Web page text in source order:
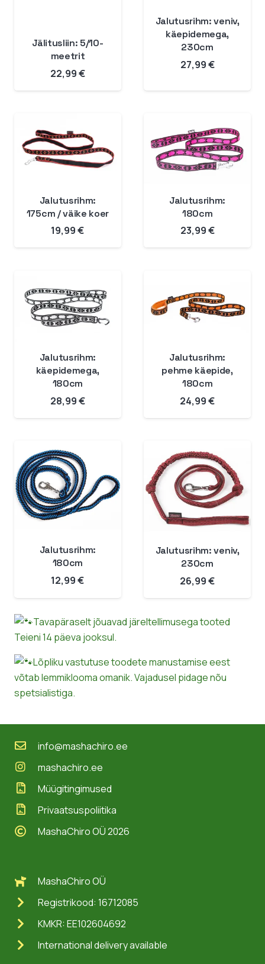
Jälitusliin: 5/10-
meetrit
22,99€
Jalutusrihm: veniv,
käepidemega,
230cm
27,99€
Jalutusrihm:
175cm / väike koer
19,99€
Jalutusrihm:
180cm
23,99€
Jalutusrihm:
käepidemega,
180cm
28,99€
Jalutusrihm:
pehme käepide,
180cm
24,99€
Jalutusrihm:
180cm
12,99€
Jalutusrihm: veniv,
230cm
26,99€
Tavapäraselt jõuavad järeltellimusega tooted
Teieni 14 päeva jooksul.
Lõpliku vastutuse toodete manustamise eest
võtab lemmiklooma omanik. Vajadusel pidage nõu
spetsialistiga.
MashaChiro OÜ
Registrikood: 16712085
KMKR: EE102604692
International delivery available
info@mashachiro.ee
mashachiro.ee
Müügitingimused
Privaatsuspoliitika
MashaChiro OÜ 2026